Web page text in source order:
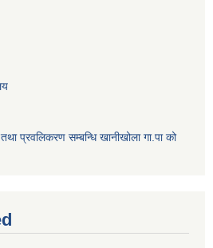
प्रवलिकरण सम्बन्धि खानीखोला गा.पा को